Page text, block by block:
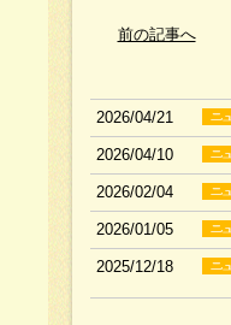
前の記事へ
2026/04/21
2026/04/10
2026/02/04
2026/01/05
2025/12/18